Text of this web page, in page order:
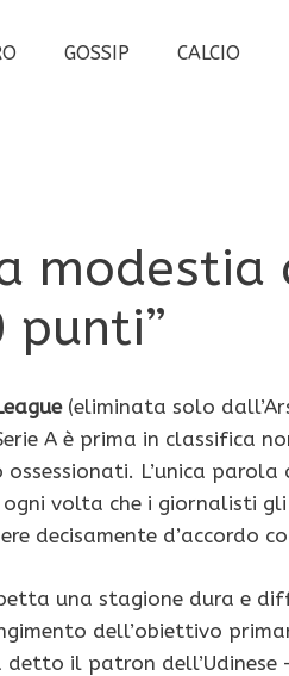
GOSSIP CALCIO
modestia
punti”
(eliminata solo
A è prima in classifica
ossessionati. L’unica parola
ogni volta che i giornalisti
decisamente d’accordo
una stagione dura e
dell’obiettivo
il patron